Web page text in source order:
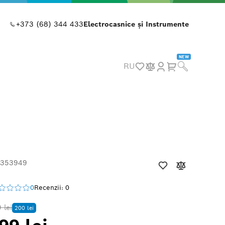
+373 (68) 344 433Electrocasnice și Instrumente
RU
NEW
0Recenzii: 0
lei 200 lei